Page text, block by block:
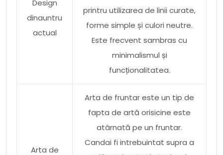
Design
dinauntru
actual
printru utilizarea de linii curate,
forme simple și culori neutre.
Este frecvent sambras cu
minimalismul și
funcționalitatea.
Arta de
Arta de fruntar este un tip de
fapta de artă orisicine este
atârnată pe un fruntar.
Candai fi intrebuintat supra a